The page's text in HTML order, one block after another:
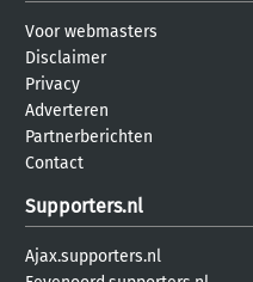
Voor webmasters
Disclaimer
Privacy
Adverteren
Partnerberichten
Contact
Supporters.nl
Ajax.supporters.nl